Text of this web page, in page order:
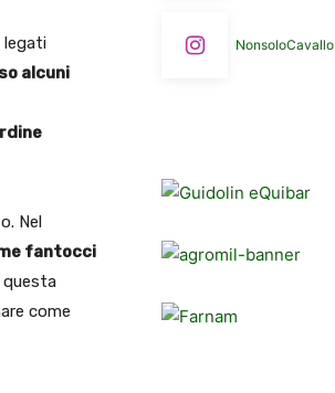
legati
alcuni
Nel
fantocci
questa
come
NonsoloCavallo